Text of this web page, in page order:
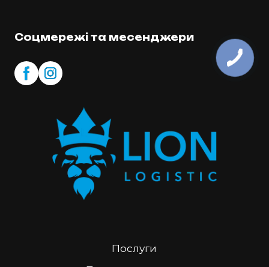
Соцмережі та месенджери
Послуги